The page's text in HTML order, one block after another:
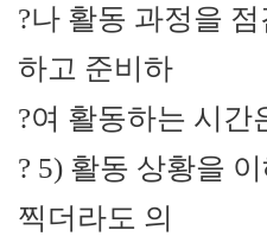
?나 활동 과정을
하고 준비하
?여 활동하는 시간
? 5) 활동 상황을
찍더라도 의